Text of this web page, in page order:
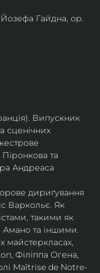
Гайдна, ор.
Випускник
сценічних
та
Андреаса
дириґування
Варкольє. Як
такими як
Амано та іншими.
майстеркласах,
Філіппа Огена,
Maîtrise de Notre-